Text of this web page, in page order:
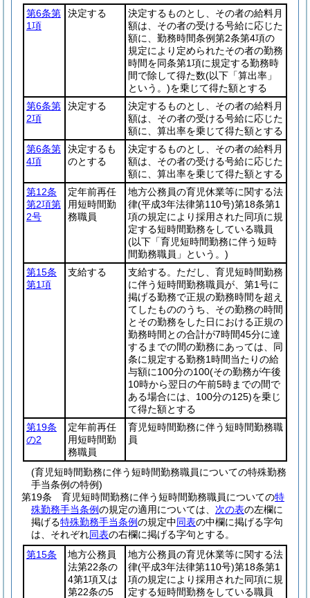
第6条第
1項
決定する
決定するものとし、その者の給料月
額は、その者の受ける号給に応じた
額に、勤務時間条例第2条第4項の
規定により定められたその者の勤務
時間を同条第1項に規定する勤務時
間で除して得た数(以下「算出率」
という。)を乗じて得た額とする
第6条第
2項
決定する
決定するものとし、その者の給料月
額は、その者の受ける号給に応じた
額に、算出率を乗じて得た額とする
第6条第
4項
決定するも
のとする
決定するものとし、その者の給料月
額は、その者の受ける号給に応じた
額に、算出率を乗じて得た額とする
第12条
第2項第
2号
定年前再任
用短時間勤
務職員
地方公務員の育児休業等に関する法
律(平成3年法律第110号)第18条第1
項の規定により採用された同項に規
定する短時間勤務をしている職員
(以下「育児短時間勤務に伴う短時
間勤務職員」という。)
第15条
第1項
支給する
支給する。ただし、育児短時間勤務
に伴う短時間勤務職員が、第1号に
掲げる勤務で正規の勤務時間を超え
てしたもののうち、その勤務の時間
とその勤務をした日における正規の
勤務時間との合計が7時間45分に達
するまでの間の勤務にあっては、同
条に規定する勤務1時間当たりの給
与額に100分の100(その勤務が午後
10時から翌日の午前5時までの間で
ある場合には、100分の125)を乗じ
て得た額とする
第19条
の2
定年前再任
用短時間勤
務職員
育児短時間勤務に伴う短時間勤務職
員
(育児短時間勤務に伴う短時間勤務職員についての特殊勤務
手当条例の特例)
第19条
育児短時間勤務に伴う短時間勤務職員についての特
殊勤務手当条例の規定の適用については、 次の表の左欄に
掲げる特殊勤務手当条例の規定中同表の中欄に掲げる字句
は、それぞれ同表の右欄に掲げる字句とする。
第15条
地方公務員
法第22条の
4第1項又は
第22条の5
地方公務員の育児休業等に関する法
律(平成3年法律第110号)第18条第1
項の規定により採用された同項に規
定する短時間勤務をしている職員